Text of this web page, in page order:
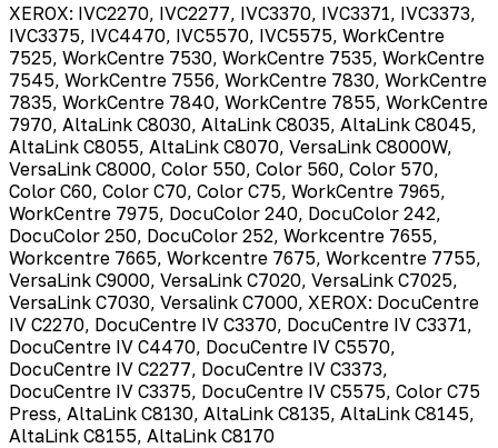
XEROX: IVC2270, IVC2277, IVC3370, IVC3371, IVC3373,
IVC3375, IVC4470, IVC5570, IVC5575, WorkCentre
7525, WorkCentre 7530, WorkCentre 7535, WorkCentre
7545, WorkCentre 7556, WorkCentre 7830, WorkCentre
7835, WorkCentre 7840, WorkCentre 7855, WorkCentre
7970, AltaLink C8030, AltaLink C8035, AltaLink C8045,
AltaLink C8055, AltaLink C8070, VersaLink C8000W,
VersaLink C8000, Color 550, Color 560, Color 570,
Color C60, Color C70, Color C75, WorkCentre 7965,
WorkCentre 7975, DocuColor 240, DocuColor 242,
DocuColor 250, DocuColor 252, Workcentre 7655,
Workcentre 7665, Workcentre 7675, Workcentre 7755,
VersaLink C9000, VersaLink C7020, VersaLink C7025,
VersaLink C7030, Versalink C7000, XEROX: DocuCentre
IV C2270, DocuCentre IV C3370, DocuCentre IV C3371,
DocuCentre IV C4470, DocuCentre IV C5570,
DocuCentre IV C2277, DocuCentre IV C3373,
DocuCentre IV C3375, DocuCentre IV C5575, Color C75
Press, AltaLink C8130, AltaLink C8135, AltaLink C8145,
AltaLink C8155, AltaLink C8170